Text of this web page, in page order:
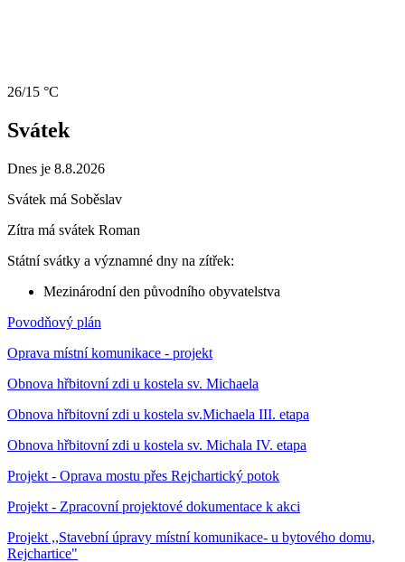
26/15 °C
Svátek
Dnes je 8.8.2026
Svátek má Soběslav
Zítra má svátek Roman
Státní svátky a významné dny na zítřek:
Mezinárodní den původního obyvatelstva
Povodňový plán
Oprava místní komunikace - projekt
Obnova hřbitovní zdi u kostela sv. Michaela
Obnova hřbitovní zdi u kostela sv.Michaela III. etapa
Obnova hřbitovní zdi u kostela sv. Michala IV. etapa
Projekt - Oprava mostu přes Rejchartický potok
Projekt - Zpracovní projektové dokumentace k akci
Projekt ,,Stavební úpravy místní komunikace- u bytového domu,
Rejchartice"